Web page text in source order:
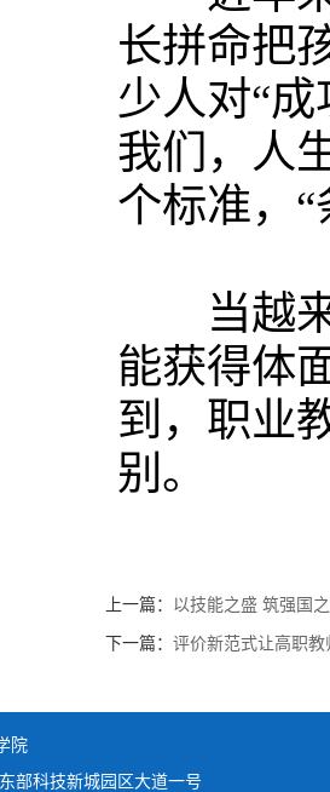
长拼命把
少人对“
我们，人
个标准，
当越
能获得体
到，职业
别。
上一篇：
以技能之盛 筑强国
下一篇： 评价新范式让高职教
院
部科技新城园区大道一号